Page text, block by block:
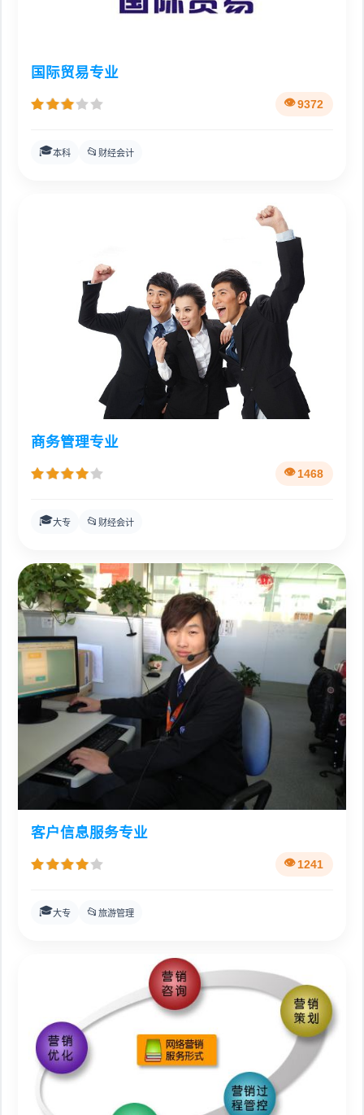
国际贸易专业
9372
🎓本科 📂 财经会计
商务管理专业
1468
🎓大专 📂 财经会计
客户信息服务专业
1241
🎓大专 📂 旅游管理